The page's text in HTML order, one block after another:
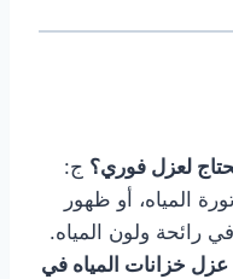
لعزل فوري؟ ج:
المياه، أو ظهور
رائحة ولون المياه.
خزانات المياه في